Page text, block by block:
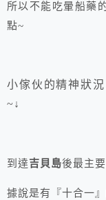
所以不能吃暈船藥
點~
小傢伙的精神狀
~↓
到達吉貝島後最主
據說是有『十合一